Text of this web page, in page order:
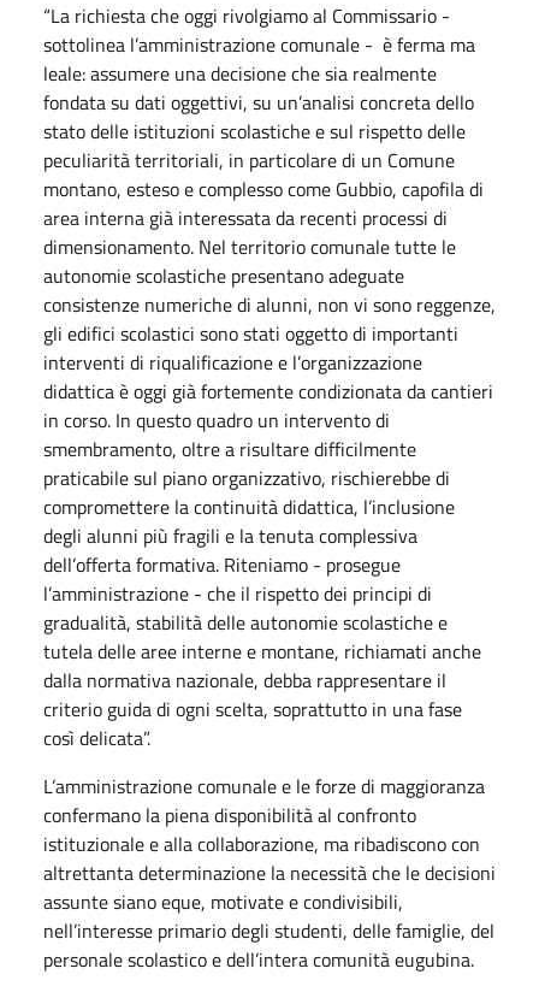
“La richiesta che oggi rivolgiamo al Commissario -
sottolinea l’amministrazione comunale - è ferma ma
leale: assumere una decisione che sia realmente
fondata su dati oggettivi, su un’analisi concreta dello
stato delle istituzioni scolastiche e sul rispetto delle
peculiarità territoriali, in particolare di un Comune
montano, esteso e complesso come Gubbio, capofila di
area interna già interessata da recenti processi di
dimensionamento. Nel territorio comunale tutte le
autonomie scolastiche presentano adeguate
consistenze numeriche di alunni, non vi sono reggenze,
gli edifici scolastici sono stati oggetto di importanti
interventi di riqualificazione e l’organizzazione
didattica è oggi già fortemente condizionata da cantieri
in corso. In questo quadro un intervento di
smembramento, oltre a risultare difficilmente
praticabile sul piano organizzativo, rischierebbe di
compromettere la continuità didattica, l’inclusione
degli alunni più fragili e la tenuta complessiva
dell’offerta formativa. Riteniamo - prosegue
l’amministrazione - che il rispetto dei principi di
gradualità, stabilità delle autonomie scolastiche e
tutela delle aree interne e montane, richiamati anche
dalla normativa nazionale, debba rappresentare il
criterio guida di ogni scelta, soprattutto in una fase
così delicata”.
L’amministrazione comunale e le forze di maggioranza
confermano la piena disponibilità al confronto
istituzionale e alla collaborazione, ma ribadiscono con
altrettanta determinazione la necessità che le decisioni
assunte siano eque, motivate e condivisibili,
nell’interesse primario degli studenti, delle famiglie, del
personale scolastico e dell’intera comunità eugubina.